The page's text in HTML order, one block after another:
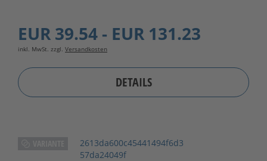
EUR 39.54 - EUR 131.23
inkl. MwSt. zzgl. Versandkosten
DETAILS
2613da600c45441494f6d3
57da24049f